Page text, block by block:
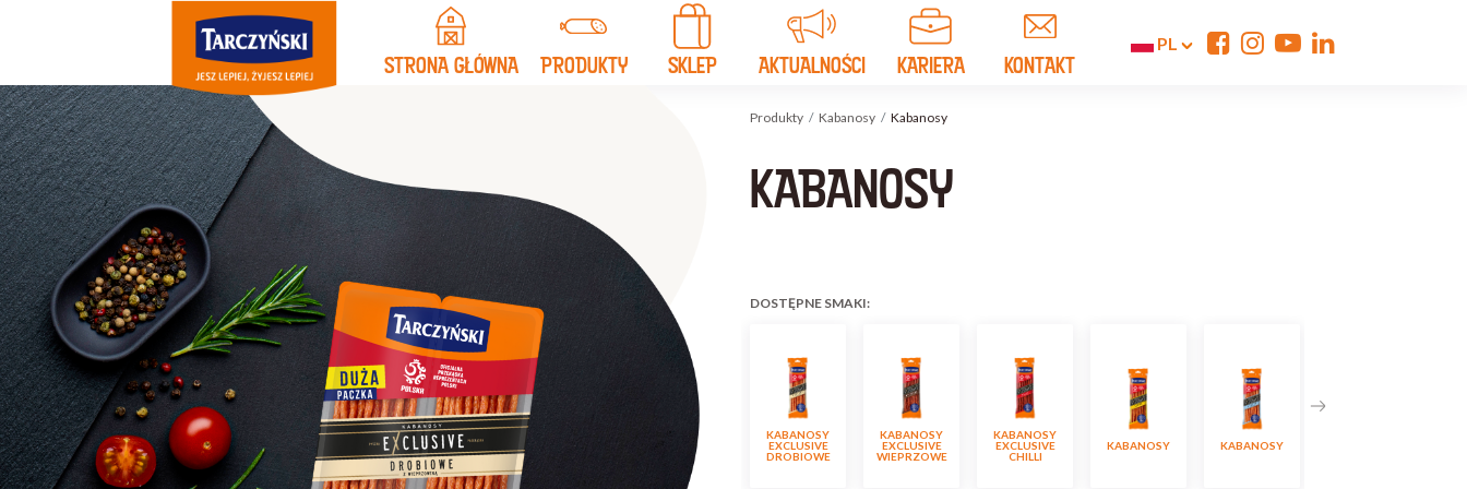
STRONA GŁÓWNA PRODUKTY SKLEP AKTUALNOŚCI KARIERA KONTAKT
PL
Produkty Kabanosy Kabanosy
KABANOSY
DOSTĘPNE SMAKI:
KABANOSY
EXCLUSIVE
DROBIOWE
KABANOSY
EXCLUSIVE
WIEPRZOWE
KABANOSY
EXCLUSIVE
CHILLI
KABANOSY KABANOSY